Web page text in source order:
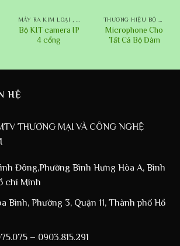
MÁY RA KIM LOẠI , CAMERA IP
Bộ KIT camera IP
4 cổng
THƯƠNG HIỆU BỘ ĐÀM
Microphone Cho
Tất Cả Bộ Đàm
HỆ
THƯƠNG MẠI VÀ CÔNG NGHỆ
Đông,Phường Bình Hưng Hòa A, Bình
chí Minh
Bình, Phường 3, Quận 11, Thành phố Hồ
– 0903.815.291